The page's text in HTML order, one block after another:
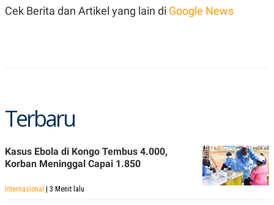
NP
K
T
A
C
P
S
S
L
Cek Berita dan Artikel yang lain di Google News
Terbaru
Kasus Ebola di Kongo Tembus 4.000,
Korban Meninggal Capai 1.850
Internasional | 3 Menit lalu